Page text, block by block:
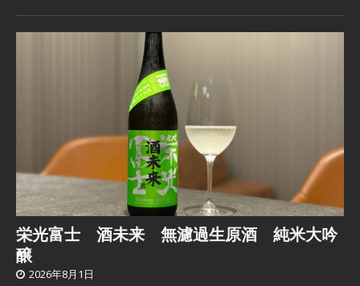
栄光富士 酒未来 無濾過生原酒 純米大吟
醸
2026年8月1日